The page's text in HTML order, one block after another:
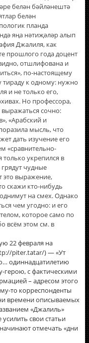
белән бәйләнештә
белән
планда
яңа нәтиҗәләр алып
Джалиля, как
прошлого года доцент
отшлифована и
по-настоящему
тираду к одному: нужно
и не только его,
Но профессора,
сочно:
«Арабский и
мысль, что
дать изучение его
«сравнительно-
только укрепился в
чудные
это выражение,
скажи кто-нибудь
на смех. Однако
чем угодно: и его
которое само по
всём этом см. в
22 февраля на
piter.tatar/) — «Ут
одиннадцатилетию
герою, с фактическими
– адресом этого
то корреспонденты
времени описываемых
«Джалиль»
свои статьи
отмечать «дни